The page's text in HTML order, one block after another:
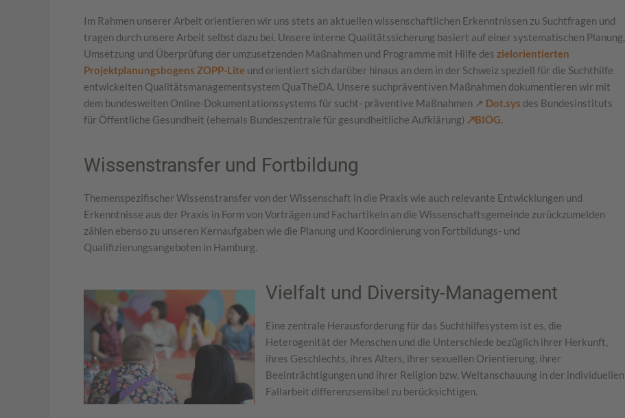
Im Rahmen unserer Arbeit orientieren wir uns stets an aktuellen wissenschaftlichen Erkenntnissen zu Suchtfragen und
tragen durch unsere Arbeit selbst dazu bei. Unsere interne Qualitätssicherung basiert auf einer systematischen Planung,
Umsetzung und Überprüfung der umzusetzenden Maßnahmen und Programme mit Hilfe des zielorientierten
Projektplanungsbogens ZOPP-Lite und orientiert sich darüber hinaus an dem in der Schweiz speziell für die Suchthilfe
entwickelten Qualitätsmanagementsystem QuaTheDA. Unsere suchpräventiven Maßnahmen dokumentieren wir mit
dem bundesweiten Online-Dokumentationssystems für sucht- präventive Maßnahmen ↗ Dot.sys des Bundesinstituts
für Öffentliche Gesundheit (ehemals Bundeszentrale für gesundheitliche Aufklärung) ↗BIÖG.
Wissenstransfer und Fortbildung
Themenspezifischer Wissenstransfer von der Wissenschaft in die Praxis wie auch relevante Entwicklungen und
Erkenntnisse aus der Praxis in Form von Vorträgen und Fachartikeln an die Wissenschaftsgemeinde zurückzumelden
zählen ebenso zu unseren Kernaufgaben wie die Planung und Koordinierung von Fortbildungs- und
Qualifizierungsangeboten in Hamburg.
Vielfalt und Diversity-Management
Eine zentrale Herausforderung für das Suchthilfesystem ist es, die
Heterogenität der Menschen und die Unterschiede bezüglich ihrer Herkunft,
ihres Geschlechts, ihres Alters, ihrer sexuellen Orientierung, ihrer
Beeinträchtigungen und ihrer Religion bzw. Weltanschauung in der individuellen
Fallarbeit differenzsensibel zu berücksichtigen.